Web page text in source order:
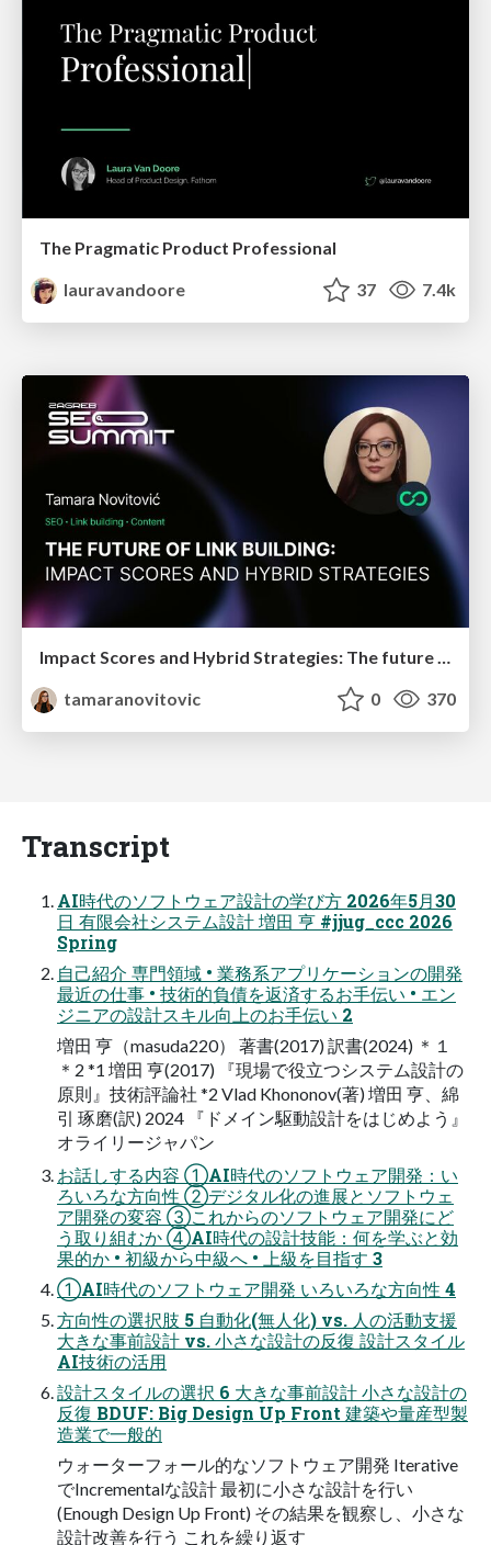
The Pragmatic Product Professional
lauravandoore
37 7.4k
tamaranovitovic
0 370
Transcript
AI時代のソフトウェア設計の学び方 2026年5月30
日 有限会社システム設計 増田 亨 #jjug_ccc 2026
Spring
自己紹介 専門領域 • 業務系アプリケーションの開発
最近の仕事 • 技術的負債を返済するお手伝い • エン
ジニアの設計スキル向上のお手伝い 2
増田 亨（masuda220） 著書(2017) 訳書(2024) ＊１
＊2 *1 増田 亨(2017) 『現場で役立つシステム設計の
原則』技術評論社 *2 Vlad Khononov(著) 増田 亨、綿
引 琢磨(訳) 2024 『ドメイン駆動設計をはじめよう』
オライリージャパン
お話しする内容 ①AI時代のソフトウェア開発：い
ろいろな方向性 ②デジタル化の進展とソフトウェ
ア開発の変容 ③これからのソフトウェア開発にど
う取り組むか ④AI時代の設計技能：何を学ぶと効
果的か • 初級から中級へ • 上級を目指す 3
①AI時代のソフトウェア開発 いろいろな方向性 4
方向性の選択肢 5 自動化(無人化) vs. 人の活動支援
大きな事前設計 vs. 小さな設計の反復 設計スタイル
AI技術の活用
設計スタイルの選択 6 大きな事前設計 小さな設計の
反復 BDUF: Big Design Up Front 建築や量産型製
造業で一般的
ウォーターフォール的なソフトウェア開発 Iterative
でIncrementalな設計 最初に小さな設計を行い
(Enough Design Up Front) その結果を観察し、小さな
設計改善を行う これを繰り返す